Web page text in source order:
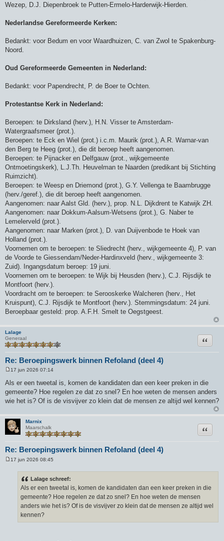
Wezep, D.J. Diepenbroek te Putten-Ermelo-Harderwijk-Hierden.
Nederlandse Gereformeerde Kerken:
Bedankt: voor Bedum en voor Waardhuizen, C. van Zwol te Spakenburg-
Noord.
Oud Gereformeerde Gemeenten in Nederland:
Bedankt: voor Papendrecht, P. de Boer te Ochten.
Protestantse Kerk in Nederland:
Beroepen: te Dirksland (herv.), H.N. Visser te Amsterdam-
Watergraafsmeer (prot.).
Beroepen: te Eck en Wiel (prot.) i.c.m. Maurik (prot.), A.R. Warnar-van
den Berg te Heeg (prot.), die dit beroep heeft aangenomen.
Beroepen: te Pijnacker en Delfgauw (prot., wijkgemeente
Ontmoetingskerk), L.J.Th. Heuvelman te Naarden (predikant bij Stichting
Ruimzicht).
Beroepen: te Weesp en Driemond (prot.), G.Y. Vellenga te Baambrugge
(herv./geref.), die dit beroep heeft aangenomen.
Aangenomen: naar Aalst Gld. (herv.), prop. N.L. Dijkdrent te Katwijk ZH.
Aangenomen: naar Dokkum-Aalsum-Wetsens (prot.), G. Naber te
Lemelerveld (prot.).
Aangenomen: naar Marken (prot.), D. van Duijvenbode te Hoek van
Holland (prot.).
Voornemen om te beroepen: te Sliedrecht (herv., wijkgemeente 4), P. van
de Voorde te Giessendam/Neder-Hardinxveld (herv., wijkgemeente 3:
Zuid). Ingangsdatum beroep: 19 juni.
Voornemen om te beroepen: te Wijk bij Heusden (herv.), C.J. Rijsdijk te
Montfoort (herv.).
Voordracht om te beroepen: te Serooskerke Walcheren (herv., Het
Kruispunt), C.J. Rijsdijk te Montfoort (herv.). Stemmingsdatum: 24 juni.
Beroepbaar gesteld: prop. A.F.H. Smelt te Oegstgeest.
Lalage
Generaal
Re: Beroepingswerk binnen Refoland (deel 4)
Citeer
r
i
h
17 jun 2026 07:14
Als er een tweetal is, komen de kandidaten dan een keer preken in die
gemeente? Hoe regelen ze dat zo snel? En hoe weten de mensen anders
wie het is? Of is de visvijver zo klein dat de mensen ze altijd wel kennen?
Marnix
Maarschalk
Re: Beroepingswerk binnen Refoland (deel 4)
Citeer
17 jun 2026 08:45
Lalage schreef:
Als er een tweetal is, komen de kandidaten dan een keer preken in die
gemeente? Hoe regelen ze dat zo snel? En hoe weten de mensen
anders wie het is? Of is de visvijver zo klein dat de mensen ze altijd wel
kennen?